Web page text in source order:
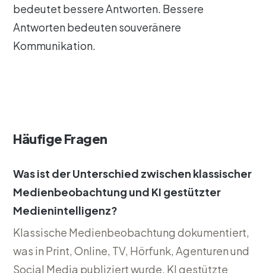
bedeutet bessere Antworten. Bessere
Antworten bedeuten souveränere
Kommunikation.
Häufige Fragen
Was ist der Unterschied zwischen klassischer
Medienbeobachtung und KI gestützter
Medienintelligenz?
Klassische Medienbeobachtung dokumentiert,
was in Print, Online, TV, Hörfunk, Agenturen und
Social Media publiziert wurde. KI gestützte